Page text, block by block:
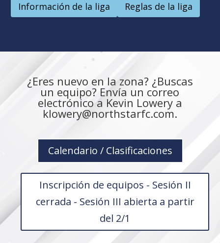
Información de la liga Reglas de la liga
¿Eres nuevo en la zona? ¿Buscas
un equipo? Envía un correo
electrónico a Kevin Lowery a
klowery@northstarfc.com.
Calendario / Clasificaciones
Inscripción de equipos - Sesión II
cerrada - Sesión III abierta a partir
del 2/1